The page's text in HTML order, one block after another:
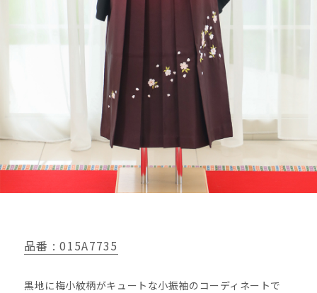
品番 : 015A7735
黒地に梅小紋柄がキュートな小振袖のコーディネートで